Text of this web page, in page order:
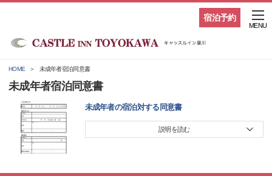
宿泊予約
MENU
HOME 未成年者宿泊同意書
未成年者宿泊同意書
未成年者の宿泊対する同意書
説明を読む